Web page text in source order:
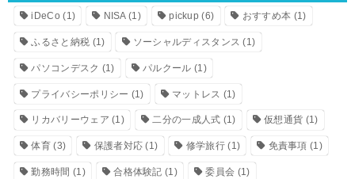
iDeCo (1) NISA(1) pickup (6) おすすめ本 (1)
ふるさと納税 (1) ソーシャルディスタンス (1)
パソコンデスク (1) パルクール (1)
プライバシーポリシー (1) マットレス (1)
リカバリーウェア (1) 二分の一成人式 (1) 仮想通貨 (1)
体育 (3) 保護者対応 (1) 修学旅行(1) 免責事項 (1)
勤務時間 (1) 合格体験記 (1) 委員会 (1)